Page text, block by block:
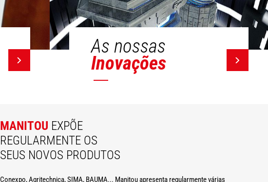
As nossas
Inovações
MANITOU EXPÕE
REGULARMENTE OS
SEUS NOVOS PRODUTOS
Conexpo, Agritechnica, SIMA, BAUMA... Manitou apresenta regularmente várias